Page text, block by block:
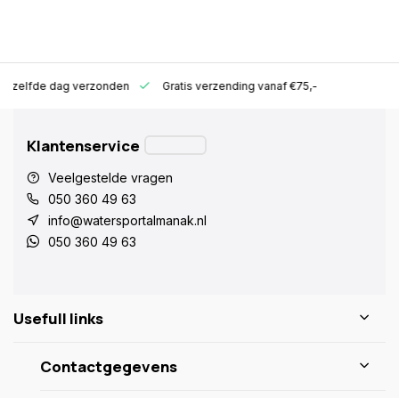
zelfde dag verzonden Gratis verzending vanaf €75,-
Klantenservice
Veelgestelde vragen
050 360 49 63
info@watersportalmanak.nl
050 360 49 63
Usefull links
Contactgegevens